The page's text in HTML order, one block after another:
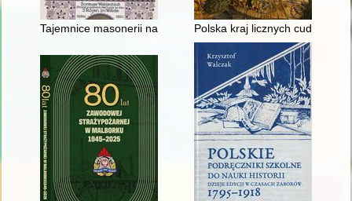
Tajemnice masonerii na ziemi żarskiejPolska kraj licznych cudów